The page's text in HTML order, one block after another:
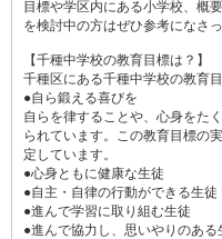
目標や学区内にある小学校、概
を検討中の方はぜひ参考になさっ
【千種中学校の教育目標は？】
千種区にある千種中学校の教育
●自ら鍛える喜びを
自らを律することや、心身をた
られています。この教育目標の
定しています。
●心身ともに健康な生徒
●自主・自律の行動ができる生徒
●進んで学習に取り組む生徒
●進んで協力し、思いやりのある